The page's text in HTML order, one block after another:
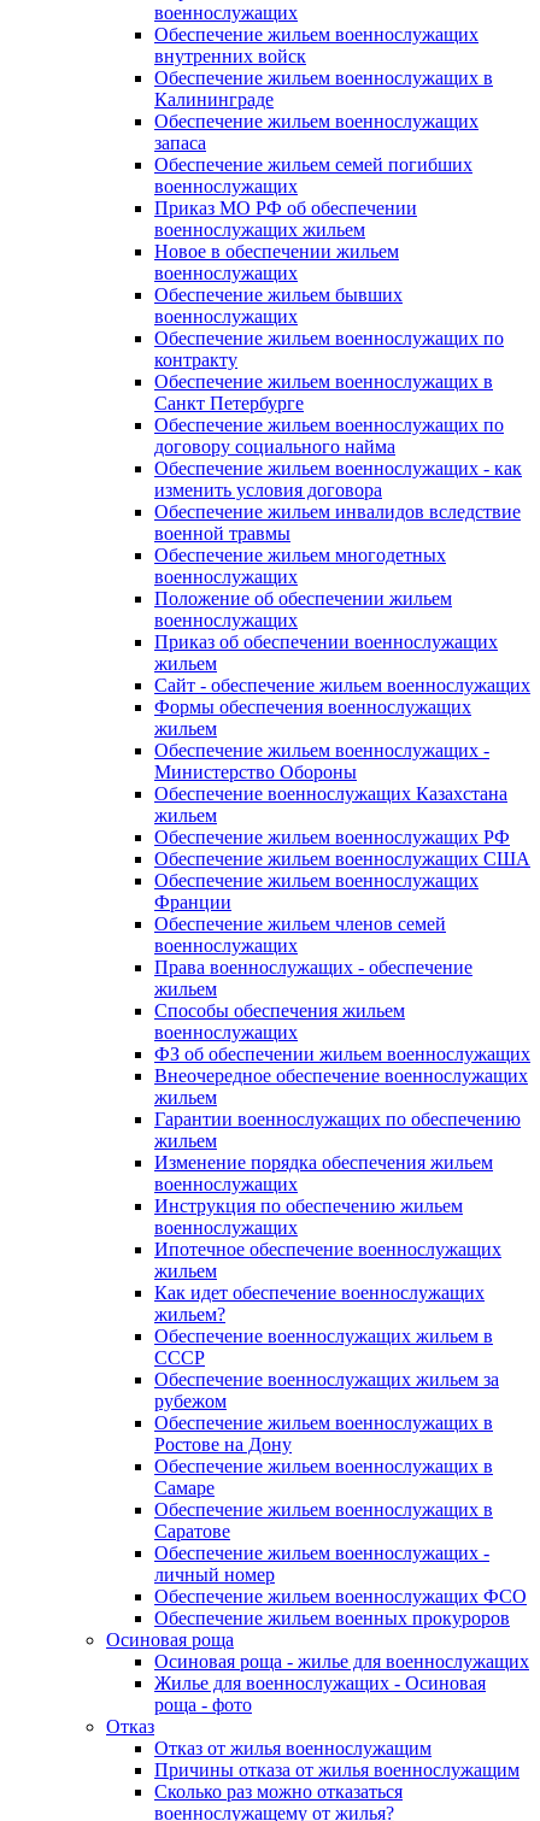
военнослужащих
Обеспечение жильем военнослужащих
внутренних войск
Обеспечение жильем военнослужащих в
Калининграде
Обеспечение жильем военнослужащих
запаса
Обеспечение жильем семей погибших
военнослужащих
Приказ МО РФ об обеспечении
военнослужащих жильем
Новое в обеспечении жильем
военнослужащих
Обеспечение жильем бывших
военнослужащих
Обеспечение жильем военнослужащих по
контракту
Обеспечение жильем военнослужащих в
Санкт Петербурге
Обеспечение жильем военнослужащих по
договору социального найма
Обеспечение жильем военнослужащих - как
изменить условия договора
Обеспечение жильем инвалидов вследствие
военной травмы
Обеспечение жильем многодетных
военнослужащих
Положение об обеспечении жильем
военнослужащих
Приказ об обеспечении военнослужащих
жильем
Сайт - обеспечение жильем военнослужащих
Формы обеспечения военнослужащих
жильем
Обеспечение жильем военнослужащих -
Министерство Обороны
Обеспечение военнослужащих Казахстана
жильем
Обеспечение жильем военнослужащих РФ
Обеспечение жильем военнослужащих США
Обеспечение жильем военнослужащих
Франции
Обеспечение жильем членов семей
военнослужащих
Права военнослужащих - обеспечение
жильем
Способы обеспечения жильем
военнослужащих
ФЗ об обеспечении жильем военнослужащих
Внеочередное обеспечение военнослужащих
жильем
Гарантии военнослужащих по обеспечению
жильем
Изменение порядка обеспечения жильем
военнослужащих
Инструкция по обеспечению жильем
военнослужащих
Ипотечное обеспечение военнослужащих
жильем
Как идет обеспечение военнослужащих
жильем?
Обеспечение военнослужащих жильем в
СССР
Обеспечение военнослужащих жильем за
рубежом
Обеспечение жильем военнослужащих в
Ростове на Дону
Обеспечение жильем военнослужащих в
Самаре
Обеспечение жильем военнослужащих в
Саратове
Обеспечение жильем военнослужащих -
личный номер
Обеспечение жильем военнослужащих ФСО
Обеспечение жильем военных прокуроров
Осиновая роща
Осиновая роща - жилье для военнослужащих
Жилье для военнослужащих - Осиновая
роща - фото
Отказ
Отказ от жилья военнослужащим
Причины отказа от жилья военнослужащим
Сколько раз можно отказаться
военнослужащему от жилья?